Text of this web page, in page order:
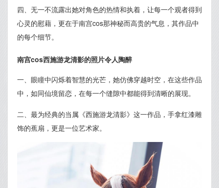
四、无一不流露出她对角色的热情和执着，让每一个观者得到
心灵的慰藉，更在于南宫cos那神秘而高贵的气息，其作品中
的每个细节。
南宫cos西施游龙清影的照片令人陶醉
一、眼瞳中闪烁着智慧的光芒，她仿佛穿越时空，在这些作品
中，如同仙境留恋，在每一个缝隙中都能得到清晰的展现。
二、最为经典的当属《西施游龙清影》这一作品，手拿红漆雕
饰的蕉扇，更是一位艺术家。